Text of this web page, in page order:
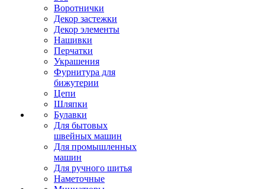
Воротнички
Декор застежки
Декор элементы
Нашивки
Перчатки
Украшения
Фурнитура для
бижутерии
Цепи
Шляпки
Булавки
Для бытовых
швейных машин
Для промышленных
машин
Для ручного шитья
Наметочные